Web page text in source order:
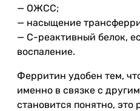
— ОЖСС;
— насыщение
— С-реактивный белок,
воспаление.
Ферритин удобен тем,
именно в связке с
становится понятно,